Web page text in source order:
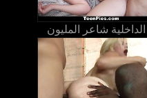
الداخلية شاعر المليون